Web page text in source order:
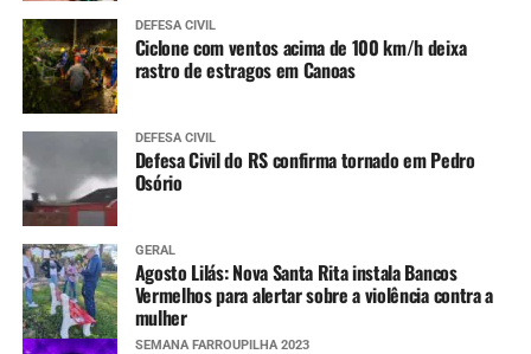
DEFESA CIVIL
Ciclone com ventos acima de 100 km/h deixa
rastro de estragos em Canoas
DEFESA CIVIL
Defesa Civil do RS confirma tornado em Pedro
Osório
GERAL
Agosto Lilás: Nova Santa Rita instala Bancos
Vermelhos para alertar sobre a violência contra a
mulher
SEMANA FARROUPILHA 2023